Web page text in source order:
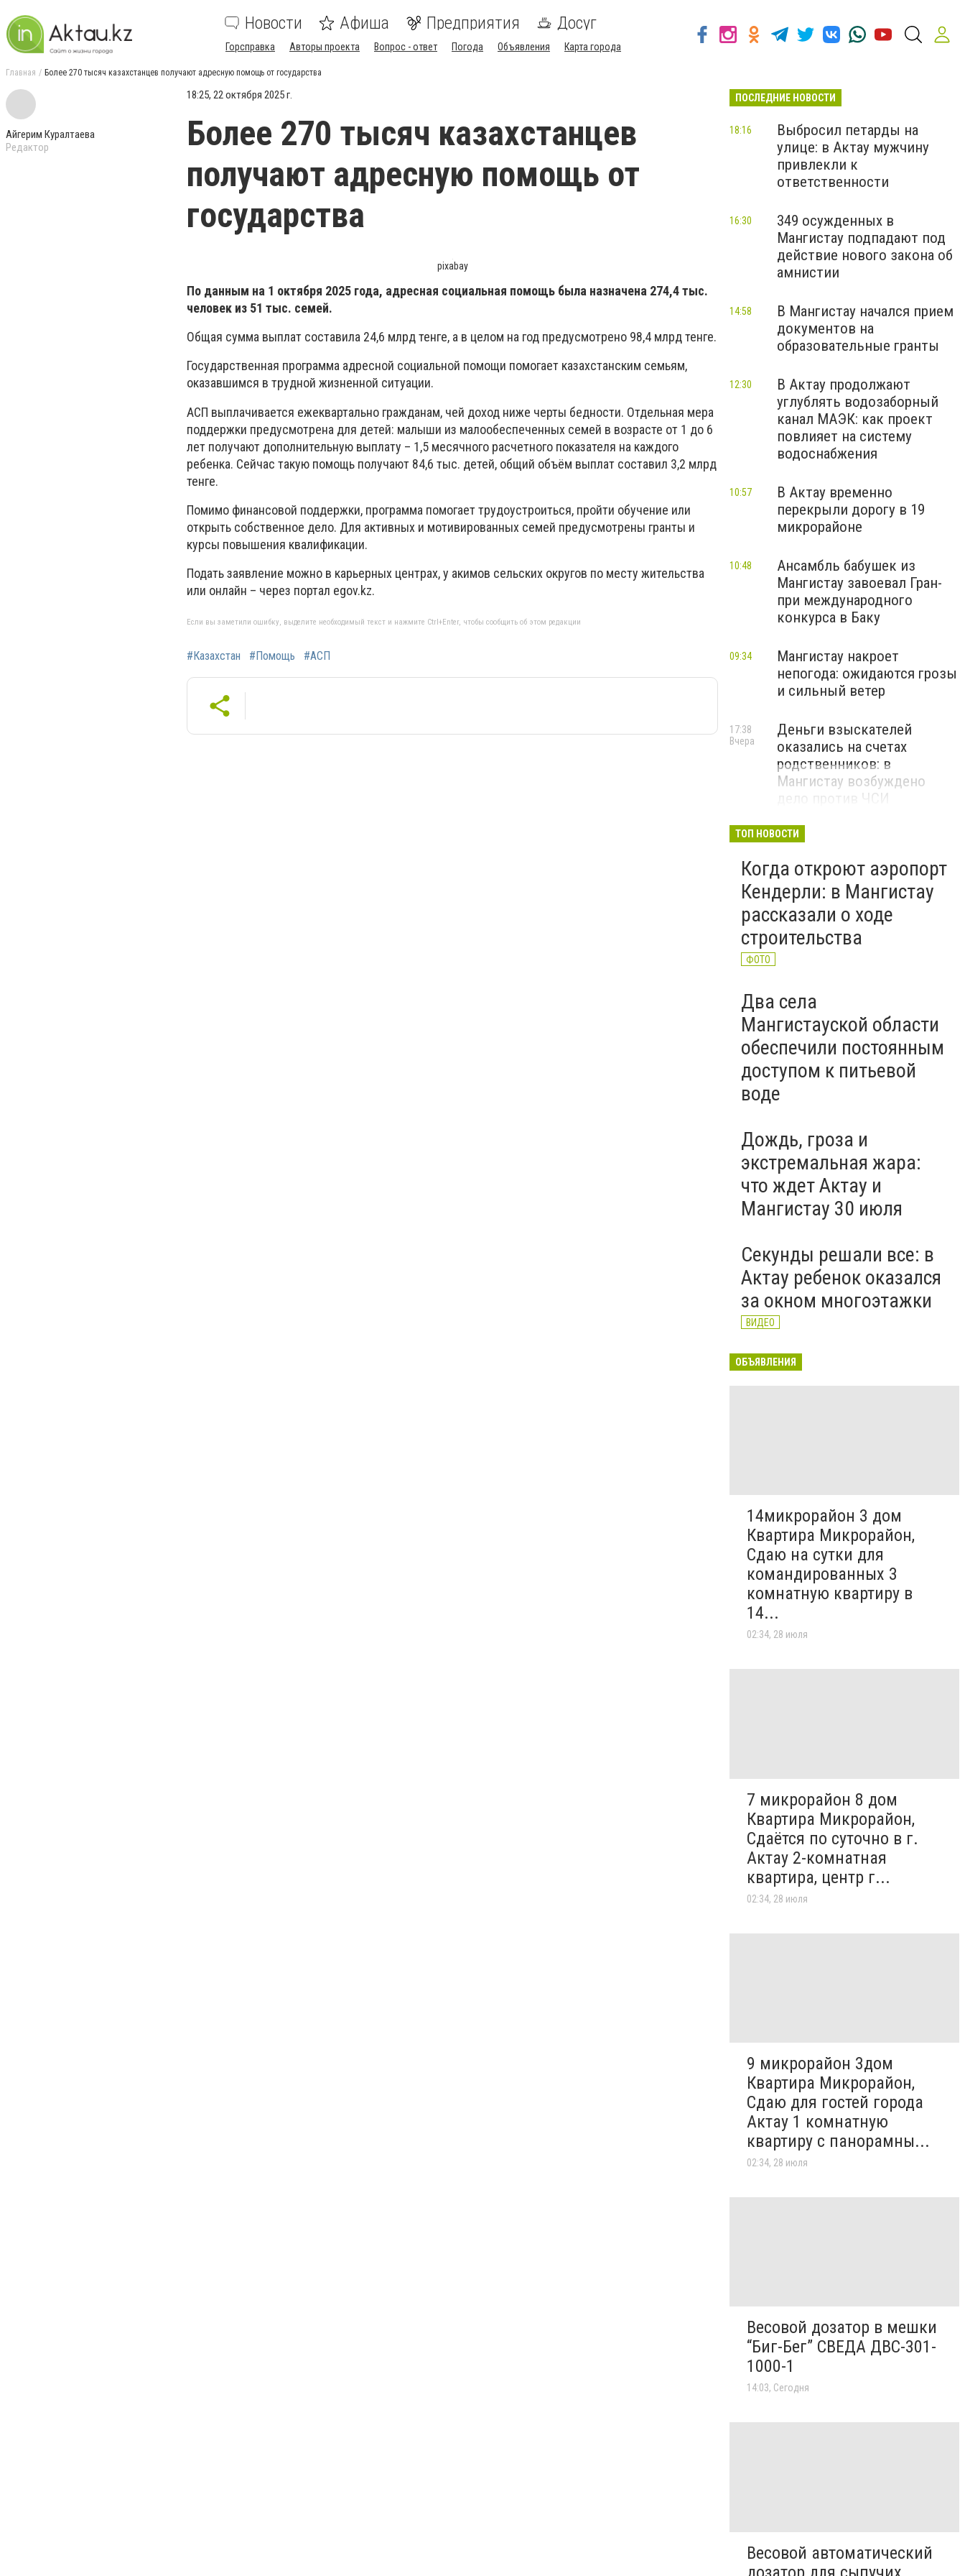
Новости Афиша Предприятия Досуг
Горсправка Авторы проекта Вопрос - ответ Погода Объявления Карта города
Главная Более 270 тысяч казахстанцев получают адресную помощь от государства
Айгерим Куралтаева
Редактор
18:25, 22 октября 2025 г.
Более 270 тысяч казахстанцев
получают адресную помощь от
государства
pixabay
По данным на 1 октября 2025 года, адресная социальная помощь была назначена 274,4 тыс.
человек из 51 тыс. семей.
Общая сумма выплат составила 24,6 млрд тенге, а в целом на год предусмотрено 98,4 млрд тенге.
Государственная программа адресной социальной помощи помогает казахстанским семьям,
оказавшимся в трудной жизненной ситуации.
АСП выплачивается ежеквартально гражданам, чей доход ниже черты бедности. Отдельная мера
поддержки предусмотрена для детей: малыши из малообеспеченных семей в возрасте от 1 до 6
лет получают дополнительную выплату – 1,5 месячного расчетного показателя на каждого
ребенка. Сейчас такую помощь получают 84,6 тыс. детей, общий объём выплат составил 3,2 млрд
тенге.
Помимо финансовой поддержки, программа помогает трудоустроиться, пройти обучение или
открыть собственное дело. Для активных и мотивированных семей предусмотрены гранты и
курсы повышения квалификации.
Подать заявление можно в карьерных центрах, у акимов сельских округов по месту жительства
или онлайн – через портал egov.kz.
Если вы заметили ошибку, выделите необходимый текст и нажмите Ctrl+Enter, чтобы сообщить об этом редакции
#Казахстан #Помощь #АСП
ПОСЛЕДНИЕ НОВОСТИ
Выбросил петарды на
улице: в Актау мужчину
привлекли к
ответственности
18:16
349 осужденных в
Мангистау подпадают под
действие нового закона об
амнистии
16:30
В Мангистау начался прием
документов на
образовательные гранты
14:58
В Актау продолжают
углублять водозаборный
канал МАЭК: как проект
повлияет на систему
водоснабжения
12:30
В Актау временно
перекрыли дорогу в 19
микрорайоне
10:57
Ансамбль бабушек из
Мангистау завоевал Гран-
при международного
конкурса в Баку
10:48
Мангистау накроет
непогода: ожидаются грозы
и сильный ветер
09:34
Деньги взыскателей
оказались на счетах
родственников: в
Мангистау возбуждено
дело против ЧСИ
17:38
Вчера
ТОП НОВОСТИ
Когда откроют аэропорт
Кендерли: в Мангистау
рассказали о ходе
строительства
ФОТО
Два села
Мангистауской области
обеспечили постоянным
доступом к питьевой
воде
Дождь, гроза и
экстремальная жара:
что ждет Актау и
Мангистау 30 июля
Секунды решали все: в
Актау ребенок оказался
за окном многоэтажки
ВИДЕО
ОБЪЯВЛЕНИЯ
14микрорайон 3 дом
Квартира Микрорайон,
Сдаю на сутки для
командированных 3
комнатную квартиру в
14...
02:34, 28 июля
7 микрорайон 8 дом
Квартира Микрорайон,
Сдаётся по суточно в г.
Актау 2-комнатная
квартира, центр г...
02:34, 28 июля
9 микрорайон 3дом
Квартира Микрорайон,
Сдаю для гостей города
Актау 1 комнатную
квартиру с панорамны...
02:34, 28 июля
Весовой дозатор в мешки
“Биг-Бег” СВЕДА ДВС-301-
1000-1
14:03, Сегодня
Весовой автоматический